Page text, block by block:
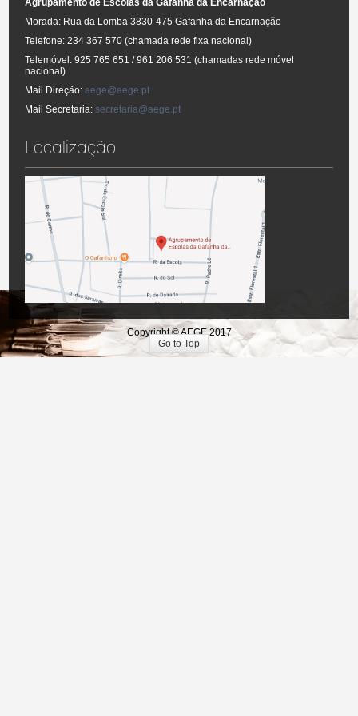
Morada: Rua da Lomba 3830-475 Gafanha da Encarnação
Telefone: 234 367 570 (chamada rede fixa nacional)
Telemóvel: 925 765 651 / 961 206 531 (chamadas rede móvel
nacional)
Mail Direção:aege@aege.pt
Mail Secretaria:secretaria@aege.pt
Localização
Copyright © AEGE 2017
Go to Top